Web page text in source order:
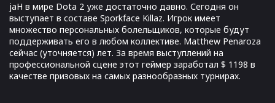
jaH в мире Dota 2 уже достаточно давно. Сегодня он
выступает в составе Sporkface Killaz. Игрок имеет
множество персональных болельщиков, которые будут
поддерживать его в любом коллективе. Matthew Penaroza
сейчас (уточняется) лет. За время выступлений на
профессиональной сцене этот геймер заработал $ 1198 в
качестве призовых на самых разнообразных турнирах.